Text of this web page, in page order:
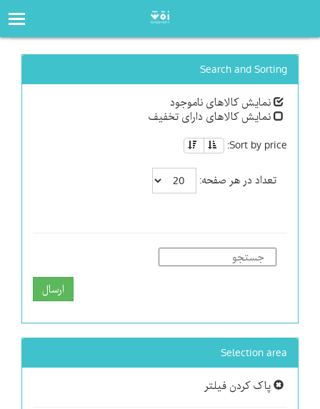
Search and Sorting
نمایش کالاهای ناموجود
نمایش کالاهای دارای تخفیف
Sort by price:
تعداد در هر صفحه:
ارسال
Selection area
پاک کردن فیلتر